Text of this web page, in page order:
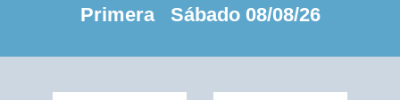
Primera Sábado 08/08/26